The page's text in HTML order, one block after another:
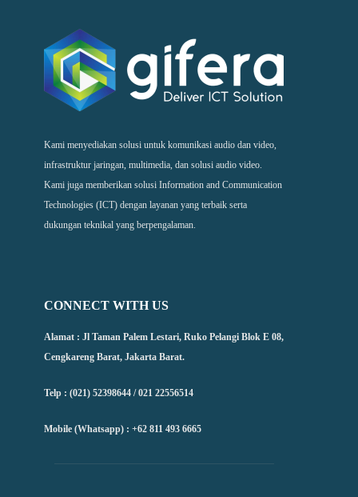
Kami menyediakan solusi untuk komunikasi audio dan video,
infrastruktur jaringan, multimedia, dan solusi audio video.
Kami juga memberikan solusi Information and Communication
Technologies (ICT) dengan layanan yang terbaik serta
dukungan teknikal yang berpengalaman.
CONNECT WITH US
Alamat : Jl Taman Palem Lestari, Ruko Pelangi Blok E 08,
Cengkareng Barat, Jakarta Barat.
Telp : (021) 52398644 / 021 22556514
Mobile (Whatsapp) : +62 811 493 6665